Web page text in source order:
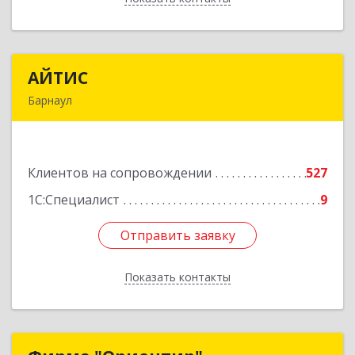
АЙТИС
Барнаул
Клиентов на сопровождении
527
1С:Специалист
9
Отправить заявку
Показать контакты
Подробнее
Отправить заявку
Назад